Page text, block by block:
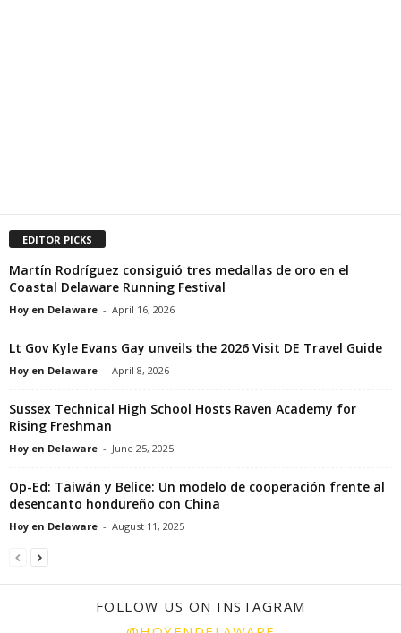
EDITOR PICKS
Martín Rodríguez consiguió tres medallas de oro en el
Coastal Delaware Running Festival
Hoy en Delaware - April 16, 2026
Lt Gov Kyle Evans Gay unveils the 2026 Visit DE Travel Guide
Hoy en Delaware - April 8, 2026
Sussex Technical High School Hosts Raven Academy for
Rising Freshman
Hoy en Delaware - June 25, 2025
Op-Ed: Taiwán y Belice: Un modelo de cooperación frente al
desencanto hondureño con China
Hoy en Delaware - August 11, 2025
FOLLOW US ON INSTAGRAM